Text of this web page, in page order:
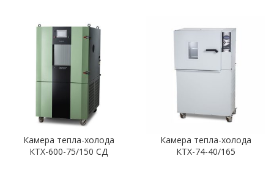
Камера тепла-холода
КТХ-600-75/150 СД
Камера тепла-холода
КТХ-74-40/165